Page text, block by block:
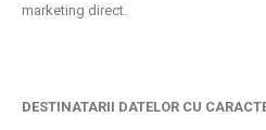
marketing direct.
DESTINATARII DATELOR CU